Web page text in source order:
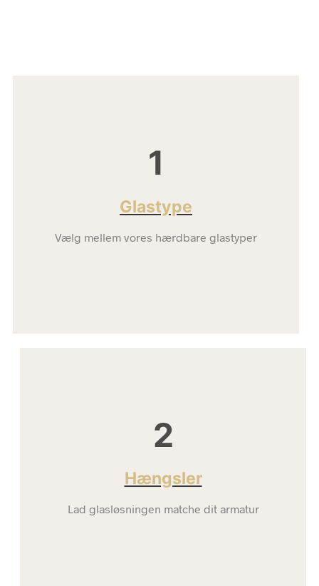
1
Glastype
Vælg mellem vores hærdbare glastyper
2
Hængsler
Lad glasløsningen matche dit armatur